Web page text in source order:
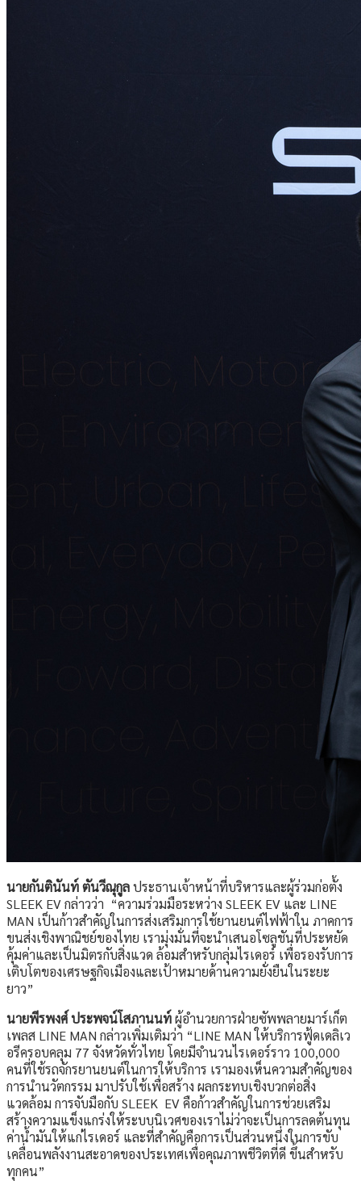
นายกันตินันท์ ตันวีณุกูลประธานเจ้าหน้าที่บริหารและผู้ร่วมก่อตั้ง
SLEEK EV กล่าวว่า “ความร่วมมือระหว่าง SLEEK EV และ LINE
MAN เป็นก้าวสำคัญในการส่งเสริมการใช้ยานยนต์ไฟฟ้าใน ภาคการ
ขนส่งเชิงพาณิชย์ของไทย เรามุ่งมั่นที่จะนำเสนอโซลูชันที่ประหยัด
คุ้มค่าและเป็นมิตรกับสิ่งแวด ล้อมสำหรับกลุ่มไรเดอร์ เพื่อรองรับการ
เติบโตของเศรษฐกิจเมืองและเป้าหมายด้านความยั่งยืนในระยะ
ยาว”
นายพีรพงศ์ ประพจน์โสภานนท์ผู้อำนวยการฝ่ายซัพพลายมาร์เก็ต
เพลส LINE MAN กล่าวเพิ่มเติมว่า “LINE MAN ให้บริการฟู้ดเดลิเว
อรีครอบคลุม 77 จังหวัดทั่วไทย โดยมีจำนวนไรเดอร์ราว 100,000
คนที่ใช้รถจักรยานยนต์ในการให้บริการ เรามองเห็นความสำคัญของ
การนำนวัตกรรม มาปรับใช้เพื่อสร้าง ผลกระทบเชิงบวกต่อสิ่ง
แวดล้อม การจับมือกับ SLEEK EV คือก้าวสำคัญในการช่วยเสริม
สร้างความแข็งแกร่งให้ระบบนิเวศของเราไม่ว่าจะเป็นการลดต้นทุน
ค่าน้ำมันให้แก่ไรเดอร์ และที่สำคัญคือการเป็นส่วนหนึ่งในการขับ
เคลื่อนพลังงานสะอาดของประเทศเพื่อคุณภาพชีวิตที่ดี ขึ้นสำหรับ
ทุกคน”